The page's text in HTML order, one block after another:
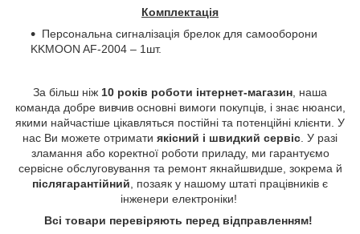
Комплектація
Персональна сигналізація брелок для самооборони
KKMOON AF-2004 – 1шт.
За більш ніж 10 років роботи інтернет-магазин , наша
команда добре вивчив основні вимоги покупців, і знає нюанси,
якими найчастіше цікавляться постійні та потенційні клієнти. У
нас Ви можете отримати якісний і швидкий сервіс . У разі
зламання або коректної роботи приладу, ми гарантуємо
сервісне обслуговування та ремонт якнайшвидше, зокрема й
післягарантійний , позаяк у нашому штаті працівників є
інженери електроніки!
Всі товари перевіряють перед відправленням!